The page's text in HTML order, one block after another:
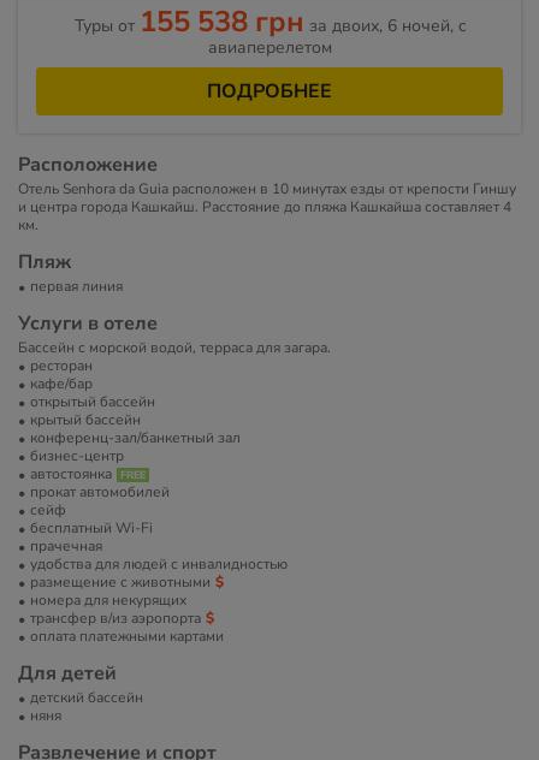
Туры от 155 538 грн за двоих, 6 ночей, c
авиаперелетом
ПОДРОБНЕЕ
Расположение
Отель Senhora da Guia расположен в 10 минутах езды от крепости Гиншу
и центра города Кашкайш. Расстояние до пляжа Кашкайша составляет 4
км.
Пляж
первая линия
Услуги в отеле
Бассейн с морской водой, терраса для загара.
ресторан
кафе/бар
открытый бассейн
крытый бассейн
конференц-зал/банкетный зал
бизнес-центр
автостоянка
прокат автомобилей
сейф
бесплатный Wi-Fi
прачечная
удобства для людей с инвалидностью
размещение с животными
номера для некурящих
трансфер в/из аэропорта
оплата платежными картами
Для детей
детский бассейн
няня
Развлечение и спорт